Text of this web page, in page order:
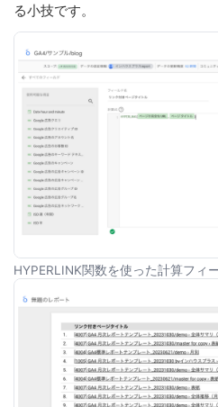
る小技です。
HYPERLINK関数を使った計算フィ